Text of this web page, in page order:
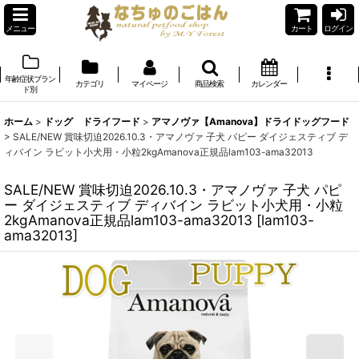
メニュー カート ログイン
年齢症状ブラン
ド別
カテゴリ マイページ 商品検索 カレンダー
ホーム > ドッグ ドライフード > アマノヴァ【Amanova】ドライドッグフード
> SALE/NEW 賞味切迫2026.10.3・アマノヴァ 子犬 パピー ダイジェスティブ デ
ィバイン ラビット小犬用・小粒2kgAmanova正規品lam103-ama32013
SALE/NEW 賞味切迫2026.10.3・アマノヴァ 子犬 パピ
ー ダイジェスティブ ディバイン ラビット小犬用・小粒
2kgAmanova正規品lam103-ama32013 [lam103-
ama32013]